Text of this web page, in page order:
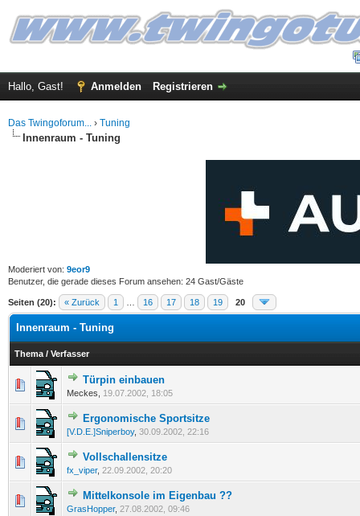
Hallo, Gast! Anmelden Registrieren
Das Twingoforum... › Tuning
Innenraum - Tuning
Moderiert von: 9eor9
Benutzer, die gerade dieses Forum ansehen: 24 Gast/Gäste
Seiten (20): « Zurück 1 16 17 18 19 20
Innenraum - Tuning
Thema / Verfasser
Türpin einbauen
Meckes, 19.07.2002, 18:05
0 Bewertung(en) - 0 von 5 durchschnittlich
Ergonomische Sportsitze
[V.D.E.]Sniperboy, 30.09.2002, 22:16
0 Bewertung(en) - 0 von 5 durchschnittlich
1 2345
Vollschallensitze
fx_viper, 22.09.2002, 20:20
0 Bewertung(en) - 0 von 5 durchschnittlich
Mittelkonsole im Eigenbau ??
GrasHopper, 27.08.2002, 09:46
0 Bewertung(en) - 0 von 5 durchschnittlich
12345